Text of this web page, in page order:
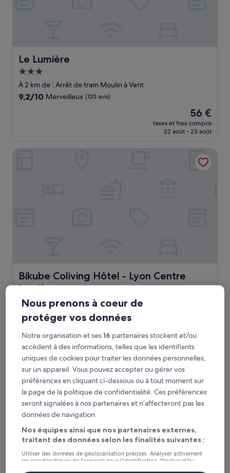
Le Lumière
Le Lumière
Hébergement
3.0 étoiles
À 2 km de : Arrêt de tram Moulin à Vent
9.2
9,2/10 Merveilleux (125 avis)
Le
nouveau
prix
de
56 €
56 €
taxes et frais compris
22 août - 23 août
Bikube Coliving Hôtel - Lyon Centre
Lumière
Bikube Coliving Hôtel - Lyon Centre Lumière
Hébergement
4.0 étoiles
3e arrondissement, à 2,3 km de : Arrêt de tram Moulin à
Vent
9.2
10,
Merveilleux,
(352 avis)
9,2/10 Merveilleux (352 avis)
Le
nouveau
est
de
79 €
79 €
taxes et frais compris
9 août - 10 août
HOTELO Lyon Charité
Nous prenons à coeur de
protéger vos données
Notre organisation et ses16 partenaires stockent et/ou
accèdent à des informations, telles que les identifiants
uniques de cookies pour traiter les données personnelles,
sur un appareil. Vous pouvez accepter ou gérer vos
préférences en cliquant ci-dessous ou à tout moment sur
la page de la politique de confidentialité. Ces préférences
seront signalées à nos partenaires et n’affecteront pas les
données de navigation.
Nos équipes ainsi que nos partenaires externes,
traitent des données selon les finalités suivantes :
Utiliser des données de géolocalisation précises. Analyser activement
les caractéristiques de l’appareil pour l’identification. Stocker et/ou